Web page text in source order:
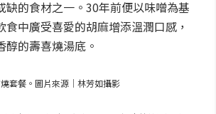
缺的食材之一。30年前便以味噌為基
中廣受喜愛的胡麻增添溫潤口感，
的壽喜燒湯底。
套餐。圖片來源｜林芳如攝影